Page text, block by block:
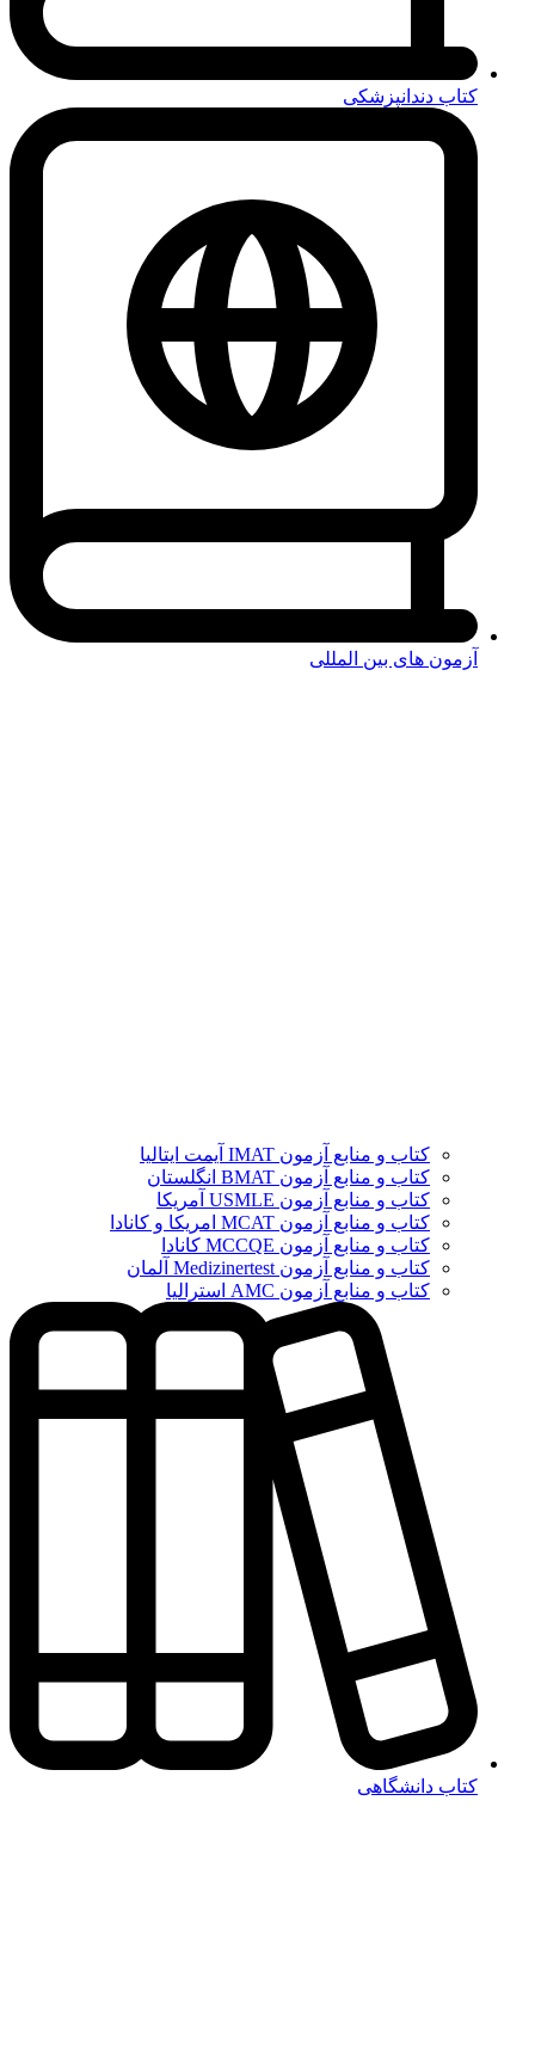
کتاب دندانپزشکی
آزمون های بین المللی
کتاب و منابع آزمون IMAT آیمت ایتالیا
کتاب و منابع آزمون BMAT انگلستان
کتاب و منابع آزمون USMLE آمریکا
کتاب و منابع آزمون MCAT امریکا و کانادا
کتاب و منابع آزمون MCCQE کانادا
کتاب و منابع آزمون Medizinertest آلمان
کتاب و منابع آزمون AMC استرالیا
کتاب دانشگاهی